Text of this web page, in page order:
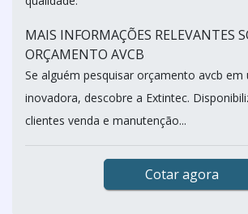
MAIS INFORMAÇÕES RELEVANTES
ORÇAMENTO AVCB
Se alguém pesquisar orçamento avcb em
inovadora, descobre a Extintec.
clientes venda e manutenção...
Cotar agora